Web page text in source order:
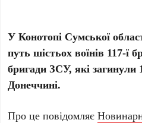
У Конотопі Сумської
путь шістьох воїнів 117-ї
бригади ЗСУ, які загинули
Донеччині.
Про це повідомляє